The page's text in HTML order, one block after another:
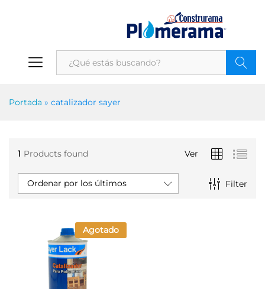
Portada » catalizador sayer
1 Products found Ver
Filter
Ordenar por los últimos
Agotado